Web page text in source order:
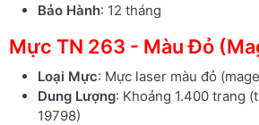
Bảo Hành: 12 tháng
Mực TN 263 - Màu Đỏ
Loại Mực: Mực laser màu đỏ
Dung Lượng: Khoảng 1.400 trang
19798)